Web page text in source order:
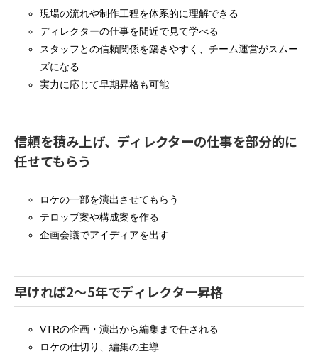
現場の流れや制作工程を体系的に理解できる
ディレクターの仕事を間近で見て学べる
スタッフとの信頼関係を築きやすく、チーム運営がスムー
ズになる
実力に応じて早期昇格も可能
信頼を積み上げ、ディレクターの仕事を部分的に
任せてもらう
ロケの一部を演出させてもらう
テロップ案や構成案を作る
企画会議でアイディアを出す
早ければ2〜5年でディレクター昇格
VTRの企画・演出から編集まで任される
ロケの仕切り、編集の主導